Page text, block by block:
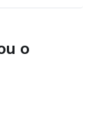
o